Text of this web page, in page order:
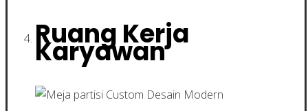
Ruang Kerja
Karyawan